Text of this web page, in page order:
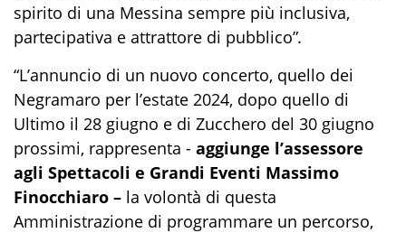
spirito di una Messina sempre più inclusiva,
partecipativa e attrattore di pubblico”.
“L’annuncio di un nuovo concerto, quello dei
Negramaro per l’estate 2024, dopo quello di
Ultimo il 28 giugno e di Zucchero del 30 giugno
prossimi, rappresenta - aggiunge l’assessore
agli Spettacoli e Grandi Eventi Massimo
Finocchiaro – la volontà di questa
Amministrazione di programmare un percorso,